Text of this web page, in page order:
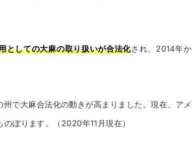
としての大麻の取り扱いが合法化され、2014年
で大麻合法化の動きが高まりました。現在、ア
ぼります。（2020年11月現在）